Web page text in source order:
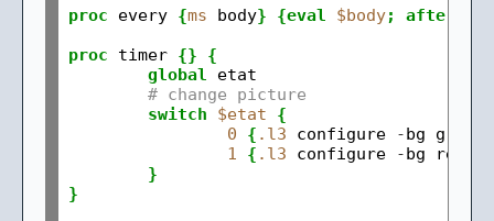
proc every {ms body} {eval $body; after
proc timer {}
{
global
etat
# change picture
switch
$etat
{
0
{ .l3 configure -bg green
1
{ .l3 configure -bg red
}
}